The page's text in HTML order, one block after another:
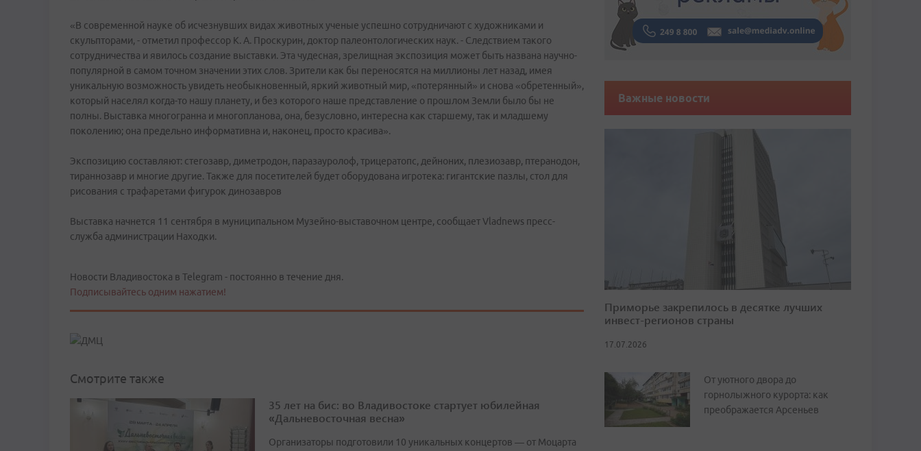
«В современной науке об исчезнувших видах животных ученые успешно сотрудничают с художниками и
скульпторами, - отметил профессор К. А. Проскурин, доктор палеонтологических наук. - Следствием такого
сотрудничества и явилось создание выставки. Эта чудесная, зрелищная экспозиция может быть названа научно-
популярной в самом точном значении этих слов. Зрители как бы переносятся на миллионы лет назад, имея
уникальную возможность увидеть необыкновенный, яркий животный мир, «потерянный» и снова «обретенный»,
который населял когда-то нашу планету, и без которого наше представление о прошлом Земли было бы не
полны. Выставка многогранна и многопланова, она, безусловно, интересна как старшему, так и младшему
поколению; она предельно информативна и, наконец, просто красива».
Экспозицию составляют: стегозавр, диметродон, паразауролоф, трицератопс, дейноних, плезиозавр, птеранодон,
тираннозавр и многие другие. Также для посетителей будет оборудована игротека: гигантские пазлы, стол для
рисования с трафаретами фигурок динозавров
Выставка начнется 11 сентября в муниципальном Музейно-выставочном центре, сообщает Vladnews пресс-
служба администрации Находки.
Новости Владивостока в Telegram - постоянно в течение дня.
Подписывайтесь одним нажатием!
Смотрите также
35 лет на бис: во Владивостоке стартует юбилейная
«Дальневосточная весна»
Организаторы подготовили 10 уникальных концертов — от Моцарта
Важные новости
Приморье закрепилось в десятке лучших
инвест-регионов страны
17.07.2026
От уютного двора до
горнолыжного курорта: как
преображается Арсеньев